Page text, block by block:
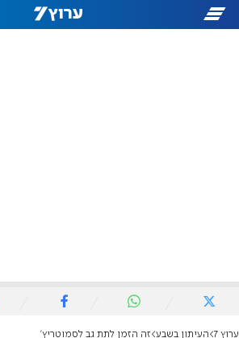
ערוץ 7 העיתון בשבע זה הזמן לתת גב לסמוטריץ'